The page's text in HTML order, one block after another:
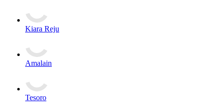
Kiara Reju
Amalain
Tesoro